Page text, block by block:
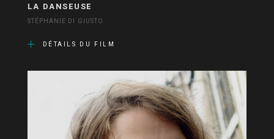
LA DANSEUSE
STÉPHANIE DI GIUSTO
DÉTAILS DU FILM